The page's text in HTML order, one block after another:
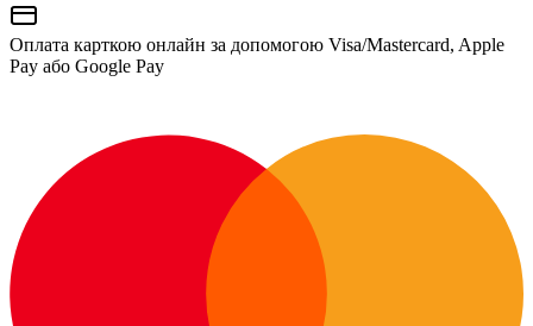
Оплата карткою онлайн за допомогою Visa/Mastercard, Apple
Pay або Google Pay